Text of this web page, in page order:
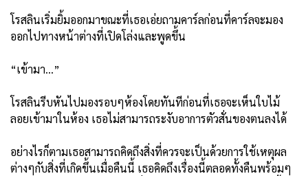
โรสลินเริ่มยิ้มออกมาขณะที่เธอเอ่ยถามคาร์ลก่อนที่คาร์ลจะมอง
ออกไปทางหน้าต่างที่เปิดโล่งและพูดขึ้น
“เข้ามา...”
โรสลินรีบหันไปมองรอบๆห้องโดยทันทีก่อนที่เธอจะเห็นใบไม้
ลอยเข้ามาในห้อง เธอไม่สามารถระงับอาการตัวสั่นของตนลงได้
อย่างไรก็ตามเธอสามารถคิดถึงสิ่งที่ควรจะเป็นด้วยการใช้เหตุผล
ต่างๆกับสิ่งที่เกิดขึ้นเมื่อคืนนี้ เธอคิดถึงเรื่องนี้ตลอดทั้งคืนพร้อมๆ